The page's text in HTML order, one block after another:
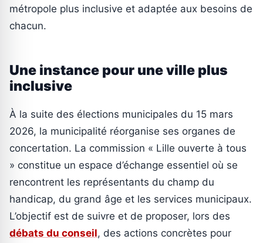
métropole plus inclusive et adaptée aux besoins de
chacun.
Une instance pour une ville plus
inclusive
À la suite des élections municipales du 15 mars
2026, la municipalité réorganise ses organes de
concertation. La commission « Lille ouverte à tous
» constitue un espace d’échange essentiel où se
rencontrent les représentants du champ du
handicap, du grand âge et les services municipaux.
L’objectif est de suivre et de proposer, lors des
débats du conseil, des actions concrètes pour